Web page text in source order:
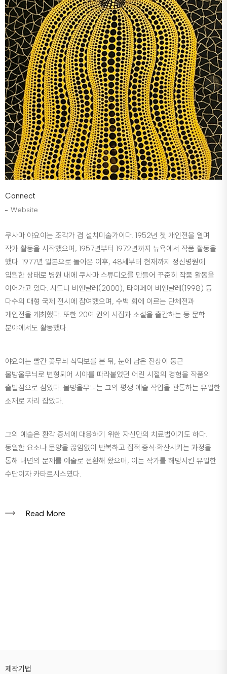
Connect
Website
쿠사마 야요이는 조각가 겸 설치미술가이다. 1952년 첫 개인전을 열며
작가 활동을 시작했으며, 1957년부터 1972년까지 뉴욕에서 작품 활동을
했다. 1977년 일본으로 돌아온 이후, 48세부터 현재까지 정신병원에
입원한 상태로 병원 내에 쿠사마 스튜디오를 만들어 꾸준히 작품 활동을
이어가고 있다. 시드니 비엔날레(2000), 타이페이 비엔날레(1998) 등
다수의 대형 국제 전시에 참여했으며, 수백 회에 이르는 단체전과
개인전을 개최했다. 또한 20여 권의 시집과 소설을 출간하는 등 문학
분야에서도 활동했다.
야요이는 빨간 꽃무늬 식탁보를 본 뒤, 눈에 남은 잔상이 둥근
물방울무늬로 변형되어 시야를 따라붙었던 어린 시절의 경험을 작품의
출발점으로 삼았다. 물방울무늬는 그의 평생 예술 작업을 관통하는 유일한
소재로 자리 잡았다.
그의 예술은 환각 증세에 대응하기 위한 자신만의 치료법이기도 하다.
동일한 요소나 문양을 끊임없이 반복하고 집적·증식·확산시키는 과정을
통해 내면의 문제를 예술로 전환해 왔으며, 이는 작가를 해방시킨 유일한
수단이자 카타르시스였다.
Read More
제작기법